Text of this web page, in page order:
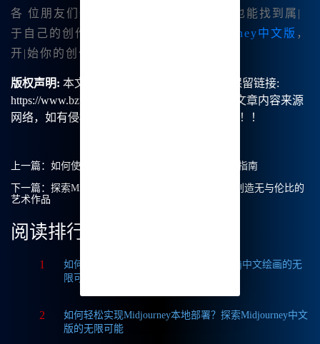
各 位朋友们也去尝试👍一下，相信你们也能找到属|
于自己的创作灵感与满足。访问
Midjourney中文版 ，
开|始你的创作之旅吧！
版权声明: 本文由【B族智能】原创，转载请保留链接:
https://www.bzu.cn/news/show/8706.html，部分文章内容来源
网络，如有侵权请联系我们删除处理。谢谢！！！
上一篇： 如何使用Midjourney中文版？我的完整使用指南
下一篇： 探索Midjourney中文绘画API：我如何用它创造无与伦比的
艺术作品
阅读排行
1
如何获取Midjourney破解版免费？探索Mj中文绘画的无
限可能
2
如何轻松实现Midjourney本地部署？探索Midjourney中文
版的无限可能